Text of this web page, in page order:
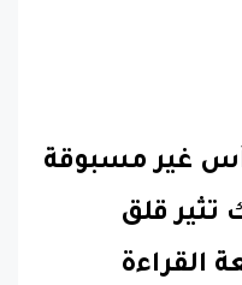
تثير قلق
القراءة